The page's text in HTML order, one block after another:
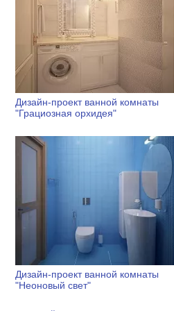
Дизайн-проект ванной комнаты
"Грациозная орхидея"
Дизайн-проект ванной комнаты
"Неоновый свет"